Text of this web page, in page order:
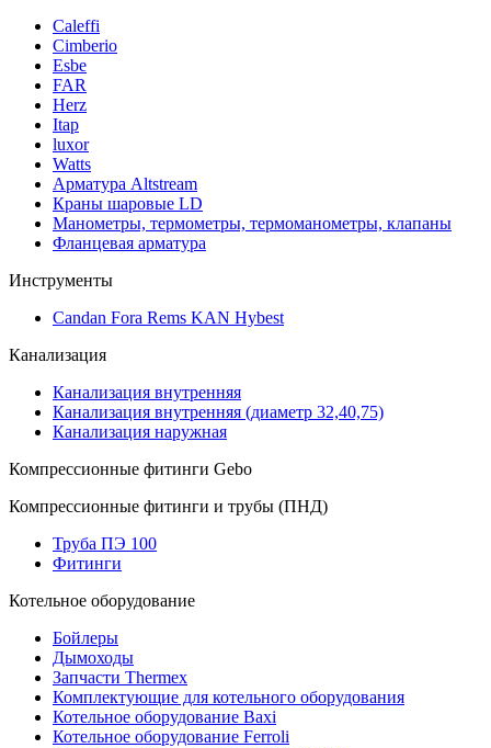
Caleffi
Cimberio
Esbe
FAR
Herz
Itap
luxor
Watts
Арматура Altstream
Краны шаровые LD
Манометры, термометры, термоманометры, клапаны
Фланцевая арматура
Инструменты
Candan Fora Rems KAN Hybest
Канализация
Канализация внутренняя
Канализация внутренняя (диаметр 32,40,75)
Канализация наружная
Компрессионные фитинги Gebo
Компрессионные фитинги и трубы (ПНД)
Труба ПЭ 100
Фитинги
Котельное оборудование
Бойлеры
Дымоходы
Запчасти Thermex
Комплектующие для котельного оборудования
Котельное оборудование Baxi
Котельное оборудование Ferroli